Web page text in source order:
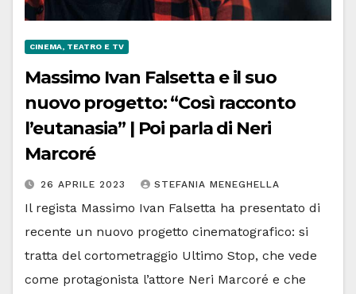
CINEMA, TEATRO E TV
Massimo Ivan Falsetta e il suo
nuovo progetto: “Così racconto
l’eutanasia” | Poi parla di Neri
Marcoré
26 APRILE 2023 STEFANIA MENEGHELLA
Il regista Massimo Ivan Falsetta ha presentato di
recente un nuovo progetto cinematografico: si
tratta del cortometraggio Ultimo Stop, che vede
come protagonista l’attore Neri Marcoré e che